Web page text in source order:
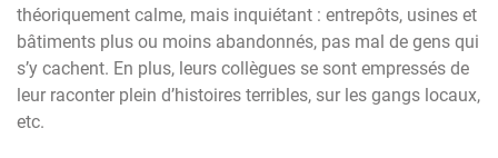
théoriquement calme, mais inquiétant : entrepôts, usines et
bâtiments plus ou moins abandonnés, pas mal de gens qui
s’y cachent. En plus, leurs collègues se sont empressés de
leur raconter plein d’histoires terribles, sur les gangs locaux,
etc.